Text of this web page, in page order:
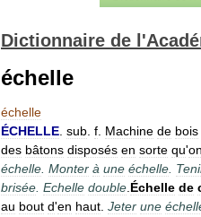
Dictionnaire de
échelle
échelle
ÉCHELLE sub f Machine de bois
des bâtons disposés en sorte qu'on
échelle Monter à une échelle
brisée Echelle double Échelle de
au bout d'en haut Jeter une